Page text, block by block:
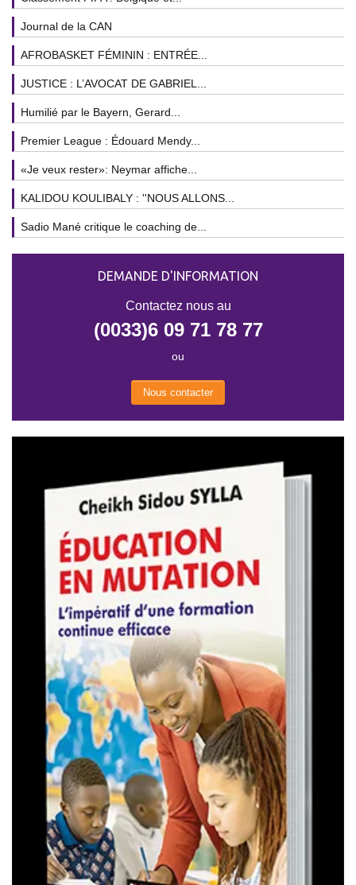
Journal de la CAN
AFROBASKET FÉMININ : ENTRÉE...
JUSTICE : L’AVOCAT DE GABRIEL...
Humilié par le Bayern, Gerard...
Premier League : Édouard Mendy...
«Je veux rester»: Neymar affiche...
KALIDOU KOULIBALY : ''NOUS ALLONS...
Sadio Mané critique le coaching de...
DEMANDE D'INFORMATION
Contactez nous au
(0033)6 09 71 78 77
ou
Nous contacter